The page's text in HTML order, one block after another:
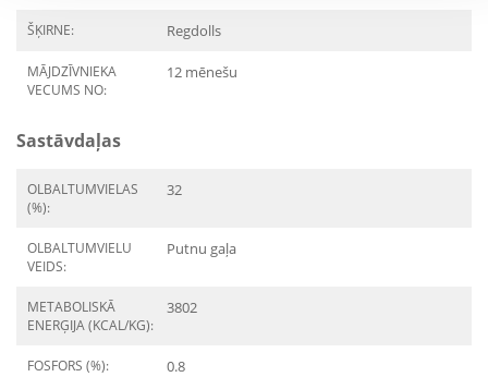
ŠĶIRNE: Regdolls
MĀJDZĪVNIEKA
VECUMS NO:
12 mēnešu
Sastāvdaļas
OLBALTUMVIELAS
(%):
32
OLBALTUMVIELU
VEIDS:
Putnu gaļa
METABOLISKĀ
ENERĢIJA (KCAL/KG):
3802
FOSFORS (%): 0.8